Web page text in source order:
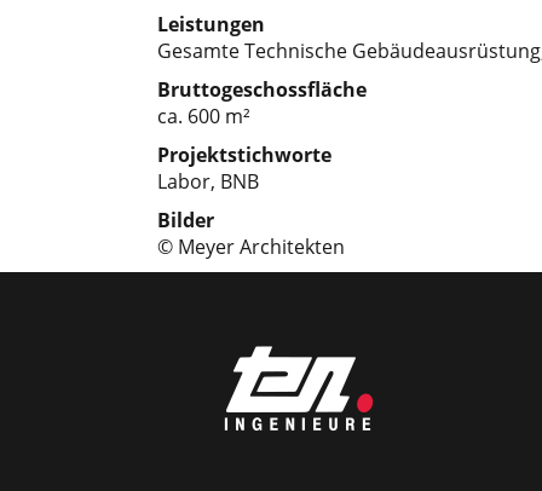
Leistungen
Gesamte Technische
Bruttogeschossfläche
ca. 600 m²
Projektstichworte
Labor, BNB
Bilder
© Meyer Architekten